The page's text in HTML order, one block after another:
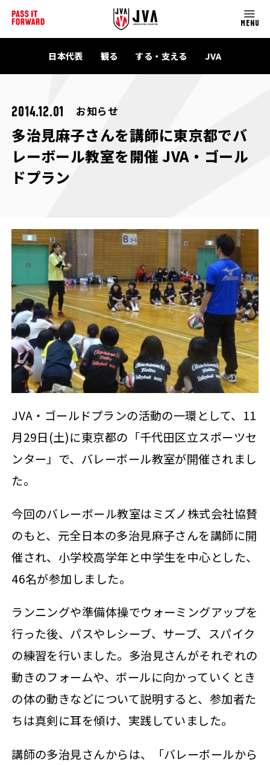
MENU
日本代表 観る する・支える JVA
2014.12.01 お知らせ
多治見麻子さんを講師に東京都でバ
レーボール教室を開催 JVA・ゴール
ドプラン
JVA・ゴールドプランの活動の一環として、11
月29日(土)に東京都の「千代田区立スポーツセ
ンター」で、バレーボール教室が開催されまし
た。
今回のバレーボール教室はミズノ株式会社協賛
のもと、元全日本の多治見麻子さんを講師に開
催され、小学校高学年と中学生を中心とした、
46名が参加しました。
ランニングや準備体操でウォーミングアップを
行った後、パスやレシーブ、サーブ、スパイク
の練習を行いました。多治見さんがそれぞれの
動きのフォームや、ボールに向かっていくとき
の体の動きなどについて説明すると、参加者た
ちは真剣に耳を傾け、実践していました。
講師の多治見さんからは、「バレーボールから